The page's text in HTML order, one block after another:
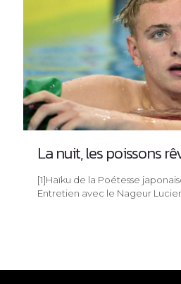
La nuit, les poissons
[1]Haïku de la Poétesse
Entretien avec le Nageur